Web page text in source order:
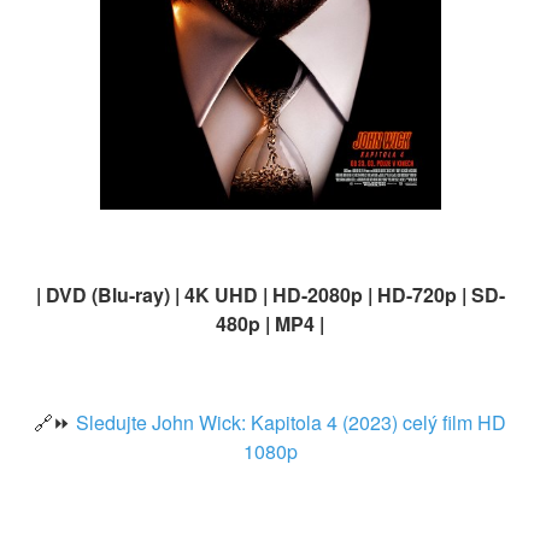
| DVD (Blu-ray) | 4K UHD | HD-2080p | HD-720p | SD-
480p | MP4 |
🔗⏩ Sledujte John Wick: Kapitola 4 (2023) celý film HD
1080p